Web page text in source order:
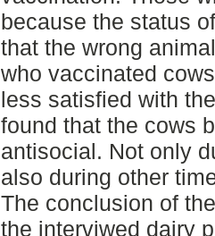
because the status
that the wrong
who vaccinated
less satisfied with
found that the cows
antisocial. Not only
also during other
The conclusion of
the interviwed dairy